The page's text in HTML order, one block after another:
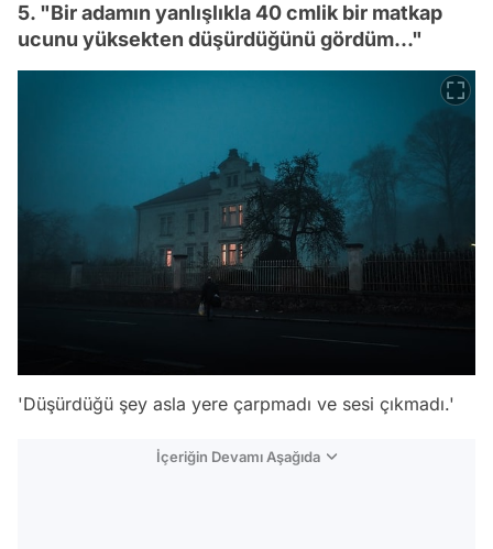
5. "Bir adamın yanlışlıkla 40 cmlik bir matkap
ucunu yüksekten düşürdüğünü gördüm..."
'Düşürdüğü şey asla yere çarpmadı ve sesi çıkmadı.'
İçeriğin Devamı Aşağıda